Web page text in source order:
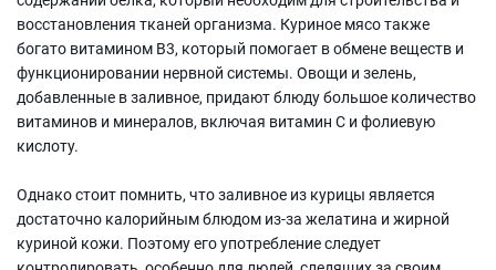
восстановления тканей организма. Куриное мясо также
богато витамином В3, который помогает в обмене веществ и
функционировании нервной системы. Овощи и зелень,
добавленные в заливное, придают блюду большое количество
витаминов и минералов, включая витамин С и фолиевую
кислоту.
Однако стоит помнить, что заливное из курицы является
достаточно калорийным блюдом из-за желатина и жирной
куриной кожи. Поэтому его употребление следует